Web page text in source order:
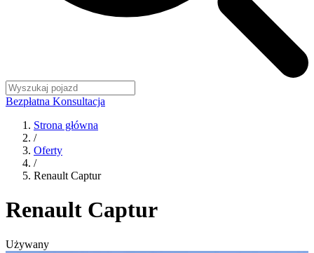
Bezpłatna Konsultacja
Strona główna
/
Oferty
/
Renault Captur
Renault Captur
Używany